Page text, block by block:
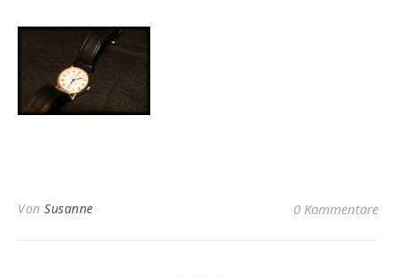
Von Susanne 0 Kommentare